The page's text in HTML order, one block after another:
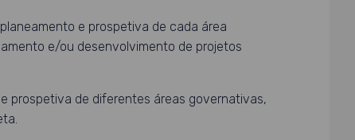
e prospetiva de cada área
e/ou desenvolvimento de projetos
prospetiva de diferentes áreas governativas,